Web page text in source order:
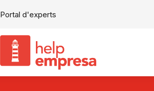
Portal d'experts